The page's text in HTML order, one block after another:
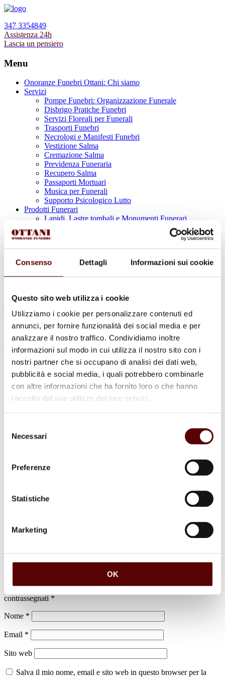
Consenso Dettagli Informazioni sui cookie
Questo sito web utilizza i cookie
Utilizziamo i cookie per personalizzare contenuti ed
annunci, per fornire funzionalità dei social media e per
analizzare il nostro traffico. Condividiamo inoltre
informazioni sul modo in cui utilizza il nostro sito con i
nostri partner che si occupano di analisi dei dati web,
pubblicità e social media, i quali potrebbero combinarle
con altre informazioni che ha fornito loro o che hanno
raccolto dal suo utilizzo dei loro servizi.
delNecessari
Preferenze
Statistiche
Marketing
OK
347 3354849
Assistenza 24h
Lascia un pensiero
Menu
Onoranze Funebri Ottani: Chi siamo
Servizi
Pompe Funebri: Organizzazione Funerale
Disbrigo Pratiche Funebri
Servizi Floreali per Funerali
Trasporti Funebri
Necrologi e Manifesti Funebri
Vestizione Salma
Cremazione Salma
Previdenza Funeraria
Recupero Salma
Passaporti Mortuari
Musica per Funerali
Supporto Psicologico Lutto
Prodotti Funerari
Lapidi, Lastre tombali e Monumenti Funerari
Urne Cinerarie
Allestimento Funebre
Necrologi
per:
Maria Luisa Tommasini
in Fariselli
24 Giugno 1936 - 21 Febbraio 2023
Cimitero di Castello d'Argile
Il tuo indirizzo email non sarà pubblicato. I campi obbligatori sono
contrassegnati *
Nome *
Email *
Sito web
Salva il mio nome, email e sito web in questo browser per la